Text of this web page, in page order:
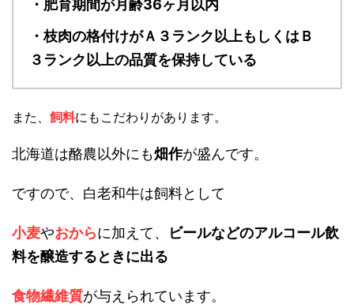
・肥育期間が月齢36ヶ月以内
・枝肉の格付けがＡ３ランク以上もしくはＢ
３ランク以上の品質を保持している
また、 飼料にもこだわりがあります。
北海道は酪農以外にも畑作が盛んです。
ですので、白老和牛は飼料として
小麦やおからに加えて、
ビールなどのアルコール飲
料を醸造するときに出る
食物繊維質が与えられています。